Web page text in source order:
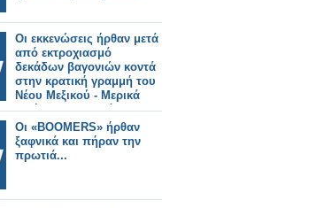
Οι εκκενώσεις ήρθαν μετά
από εκτροχιασμό
δεκάδων βαγονιών κοντά
στην κρατική γραμμή του
Νέου Μεξικού - Μερικά
μετέφεραν προπάνιο.
Οι «BOOMERS» ήρθαν
ξαφνικά και πήραν την
πρωτιά...